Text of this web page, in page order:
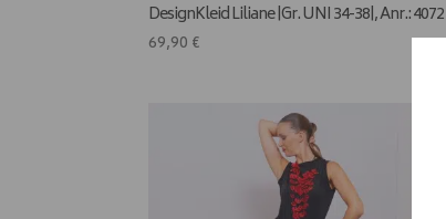
DesignKleid Liliane |Gr. UNI 34-38|, Anr.: 4072
69,90 €